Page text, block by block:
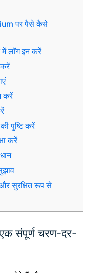
पर पैसे कैसे
लॉग इन करें
करें
करें
पुष्टि करें
करें
सुरक्षित रूप से
संपूर्ण चरण-दर-